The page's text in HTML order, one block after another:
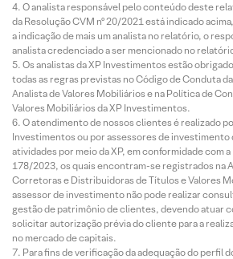
O analista responsável pelo conteúdo deste
da Resolução CVM nº 20/2021 está indicado
a indicação de mais um analista no relatório, o
analista credenciado a ser mencionado no
Os analistas da XP Investimentos estão
todas as regras previstas no Código de Conduta
Analista de Valores Mobiliários e na Política de
Valores Mobiliários da XP Investimentos.
O atendimento de nossos clientes é realizado
Investimentos ou por assessores de investimento
atividades por meio da XP, em conformidade com a
178/2023, os quais encontram-se registrados na
Corretoras e Distribuidoras de Títulos e Valores
assessor de investimento não pode realizar
gestão de patrimônio de clientes, devendo atuar
solicitar autorização prévia do cliente para a
no mercado de capitais.
Para fins de verificação da adequação do perfil